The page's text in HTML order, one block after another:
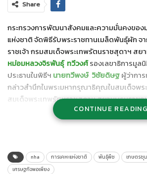
Share
กระทรวงการพัฒนาสังคมและความมั่นคงของ
แห่งชาติ จัดพิธีรับพระราชทานเมล็ดพันธุ์ผัก จ
ราชเจ้า กรมสมเด็จพระเทพรัตนราชสุดาฯ ส
หม่อมหลวงจิรพันธุ์ ทวีวงศ์รองเลขาธิการมูล
ประธานในพิธีฯ นายทวีพงษ์ วิชัยดิษฐผู้ว่ากา
กล่าวสำนึกในพระมหากรุณาธิคุณในสมเด็จพร
สมเด็จพระเทพรัตนราชสุดาฯ สยามบรมราช
บริหารการเคหะแห่งชาติ และผู้อยู่อาศัยในชุมช
กล่าว เมื่อวันเสาร์ที่ 27 มีนาคม 2564 ณ อาคา
CONTINUE READING
nha การเคหะแห่งชาติ พันธุ์พืช เกษตรชุ
เศรษฐกิจพอเพียง